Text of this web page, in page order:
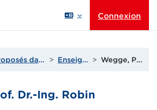
Connexion
Cours proposés dans les domaines scientifiques Enseignants de U à Z Wegge, Prof. Dr.-Ing. Robin
Dr.-Ing. Robin